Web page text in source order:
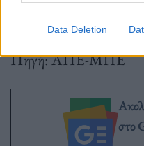
Data Deletion
Πηγή: ΑΠΕ-ΜΠΕ
στο